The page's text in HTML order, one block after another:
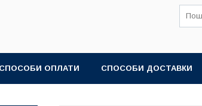
СПОСОБИ ОПЛАТИ СПОСОБИ ДОСТАВКИ